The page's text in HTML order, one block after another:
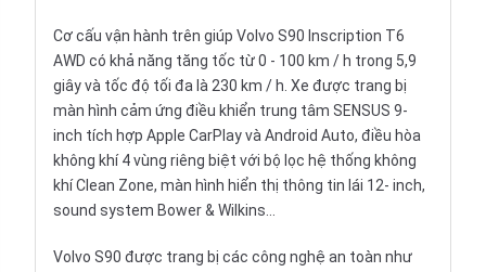
Cơ cấu vận hành trên giúp Volvo S90 Inscription T6
AWD có khả năng tăng tốc từ 0 - 100 km / h trong 5,9
giây và tốc độ tối đa là 230 km / h. Xe được trang bị
màn hình cảm ứng điều khiển trung tâm SENSUS 9-
inch tích hợp Apple CarPlay và Android Auto, điều hòa
không khí 4 vùng riêng biệt với bộ lọc hệ thống không
khí Clean Zone, màn hình hiển thị thông tin lái 12- inch,
sound system Bower & Wilkins…
Volvo S90 được trang bị các công nghệ an toàn như